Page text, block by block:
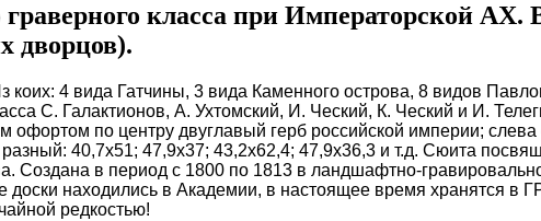
класса при Императорской АХ.
дворцов).
коих: 4 вида Гатчины, 3 вида Каменного острова, 8 видов
С. Галактионов, А. Ухтомский, И. Ческий, К. Ческий и И.
по центру двуглавый герб российской империи; слева
40,7х51; 47,9х37; 43,2х62,4; 47,9х36,3 и т.д. Сюита
Создана в период с 1800 по 1813 в ландшафтно-
находились в Академии, в настоящее время хранятся в
редкостью!